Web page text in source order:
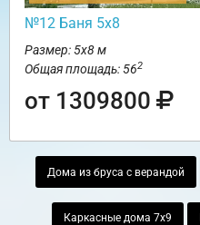
№12 Баня 5х8
Размер: 5х8 м
Общая площадь: 562
от 1309800
Дома из бруса с верандой
Каркасные дома 7х9